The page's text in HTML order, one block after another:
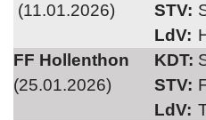
(11.01.2026)
STV:
LdV:
FF Hollenthon
KDT:
(25.01.2026)
STV:
LdV: